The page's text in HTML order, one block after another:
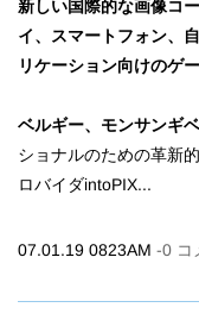
新しい国際的な画像コ
イ、スマートフォン、
リケーション向けのゲ
ベルギー、モンサンギ
ショナルのための革新
ロバイダintoPIX...
07.01.19 0823AM -0 コ